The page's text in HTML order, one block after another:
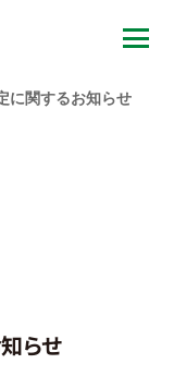
に関するお知らせ
らせ